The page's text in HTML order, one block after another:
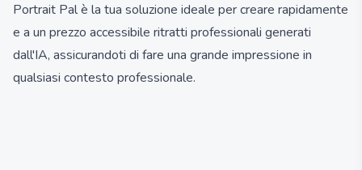
Portrait Pal è la tua soluzione ideale per creare rapidamente
e a un prezzo accessibile ritratti professionali generati
dall'IA, assicurandoti di fare una grande impressione in
qualsiasi contesto professionale.